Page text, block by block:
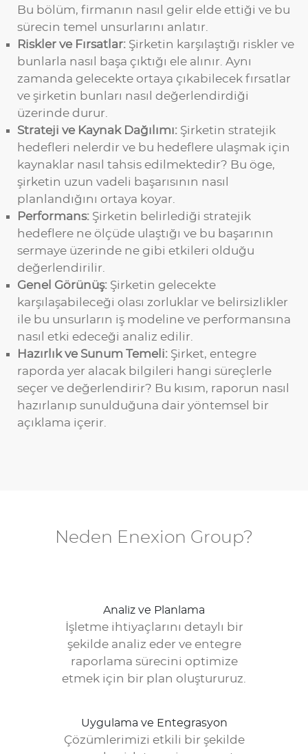
Bu bölüm, firmanın nasıl gelir elde ettiği ve bu
sürecin temel unsurlarını anlatır.
Riskler ve Fırsatlar: Şirketin karşılaştığı riskler ve
bunlarla nasıl başa çıktığı ele alınır. Aynı
zamanda gelecekte ortaya çıkabilecek fırsatlar
ve şirketin bunları nasıl değerlendirdiği
üzerinde durur.
Strateji ve Kaynak Dağılımı: Şirketin stratejik
hedefleri nelerdir ve bu hedeflere ulaşmak için
kaynaklar nasıl tahsis edilmektedir? Bu öge,
şirketin uzun vadeli başarısının nasıl
planlandığını ortaya koyar.
Performans: Şirketin belirlediği stratejik
hedeflere ne ölçüde ulaştığı ve bu başarının
sermaye üzerinde ne gibi etkileri olduğu
değerlendirilir.
Genel Görünüş: Şirketin gelecekte
karşılaşabileceği olası zorluklar ve belirsizlikler
ile bu unsurların iş modeline ve performansına
nasıl etki edeceği analiz edilir.
Hazırlık ve Sunum Temeli: Şirket, entegre
raporda yer alacak bilgileri hangi süreçlerle
seçer ve değerlendirir? Bu kısım, raporun nasıl
hazırlanıp sunulduğuna dair yöntemsel bir
açıklama içerir.
Neden Enexion Group?
Analiz ve Planlama
İşletme ihtiyaçlarını detaylı bir
şekilde analiz eder ve entegre
raporlama sürecini optimize
etmek için bir plan oluştururuz.
Uygulama ve Entegrasyon
Çözümlerimizi etkili bir şekilde